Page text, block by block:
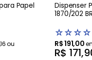
Papel
,16ou
Dispenser Papel Higienico INOX
1870/202
☆☆☆☆
R$191,00
R$ 171,